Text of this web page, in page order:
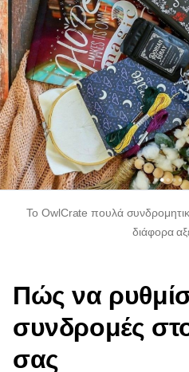
Το OwlCrate πουλά
διάφορα
Πώς να
συνδρομές
σας